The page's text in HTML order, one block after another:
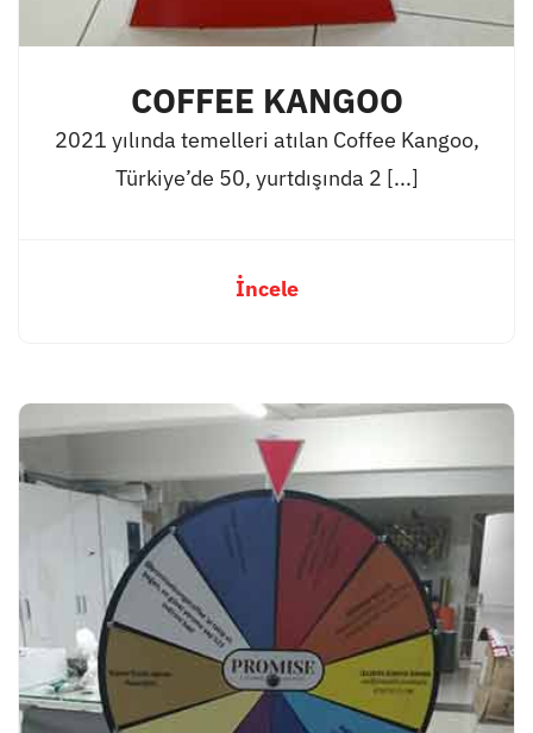
COFFEE KANGOO
2021 yılında temelleri atılan Coffee Kangoo,
Türkiye’de 50, yurtdışında 2 [...]
İncele